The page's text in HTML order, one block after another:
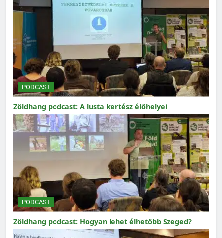
PODCAST
Zöldhang podcast: A lusta kertész élőhelyei
PODCAST
Zöldhang podcast: Hogyan lehet élhetőbb Szeged?